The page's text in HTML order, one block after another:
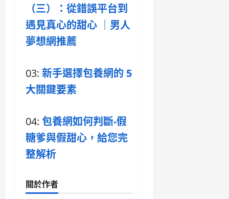
（三）：從錯誤平台到
遇見真心的甜心 ｜男人
夢想網推薦
03: 新手選擇包養網的 5
大關鍵要素
04: 包養網如何判斷-假
糖爹與假甜心，給您完
整解析
關於作者